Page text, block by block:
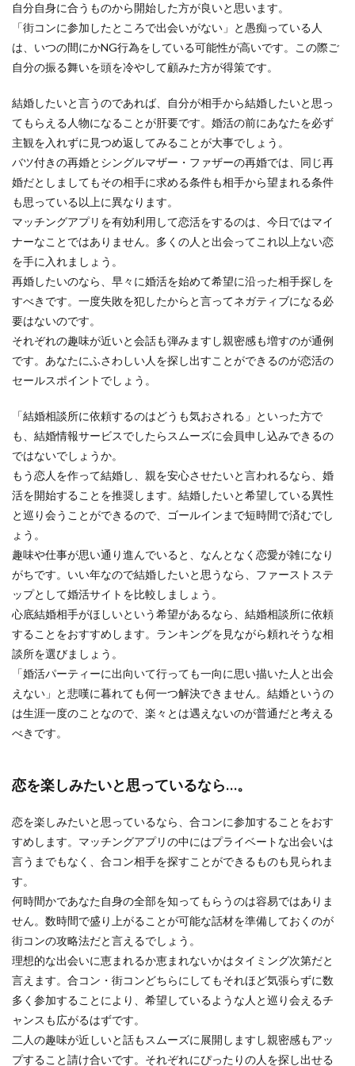
自分自身に合うものから開始した方が良いと思います。
「街コンに参加したところで出会いがない」と愚痴っている人
は、いつの間にかNG行為をしている可能性が高いです。この際ご
自分の振る舞いを頭を冷やして顧みた方が得策です。
結婚したいと言うのであれば、自分が相手から結婚したいと思っ
てもらえる人物になることが肝要です。婚活の前にあなたを必ず
主観を入れずに見つめ返してみることが大事でしょう。
バツ付きの再婚とシングルマザー・ファザーの再婚では、同じ再
婚だとしましてもその相手に求める条件も相手から望まれる条件
も思っている以上に異なります。
マッチングアプリを有効利用して恋活をするのは、今日ではマイ
ナーなことではありません。多くの人と出会ってこれ以上ない恋
を手に入れましょう。
再婚したいのなら、早々に婚活を始めて希望に沿った相手探しを
すべきです。一度失敗を犯したからと言ってネガティブになる必
要はないのです。
それぞれの趣味が近いと会話も弾みますし親密感も増すのが通例
です。あなたにふさわしい人を探し出すことができるのが恋活の
セールスポイントでしょう。
「結婚相談所に依頼するのはどうも気おされる」といった方で
も、結婚情報サービスでしたらスムーズに会員申し込みできるの
ではないでしょうか。
もう恋人を作って結婚し、親を安心させたいと言われるなら、婚
活を開始することを推奨します。結婚したいと希望している異性
と巡り会うことができるので、ゴールインまで短時間で済むでし
ょう。
趣味や仕事が思い通り進んでいると、なんとなく恋愛が雑になり
がちです。いい年なので結婚したいと思うなら、ファーストステ
ップとして婚活サイトを比較しましょう。
心底結婚相手がほしいという希望があるなら、結婚相談所に依頼
することをおすすめします。ランキングを見ながら頼れそうな相
談所を選びましょう。
「婚活パーティーに出向いて行っても一向に思い描いた人と出会
えない」と悲嘆に暮れても何一つ解決できません。結婚というの
は生涯一度のことなので、楽々とは遇えないのが普通だと考える
べきです。
恋を楽しみたいと思っているなら…。
恋を楽しみたいと思っているなら、合コンに参加することをおす
すめします。マッチングアプリの中にはプライベートな出会いは
言うまでもなく、合コン相手を探すことができるものも見られま
す。
何時間かであなた自身の全部を知ってもらうのは容易ではありま
せん。数時間で盛り上がることが可能な話材を準備しておくのが
街コンの攻略法だと言えるでしょう。
理想的な出会いに恵まれるか恵まれないかはタイミング次第だと
言えます。合コン・街コンどちらにしてもそれほど気張らずに数
多く参加することにより、希望しているような人と巡り会えるチ
ャンスも広がるはずです。
二人の趣味が近しいと話もスムーズに展開しますし親密感もアッ
プすること請け合いです。それぞれにぴったりの人を探し出せる